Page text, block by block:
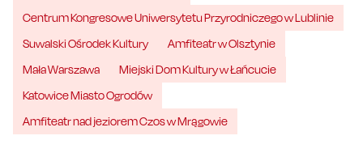
Centrum Kongresowe Uniwersytetu Przyrodniczego w Lublinie
Suwalski Ośrodek Kultury
Amfiteatr w Olsztynie
Mała Warszawa
Miejski Dom Kultury w Łańcucie
Katowice Miasto Ogrodów
Amfiteatr nad jeziorem Czos w Mrągowie